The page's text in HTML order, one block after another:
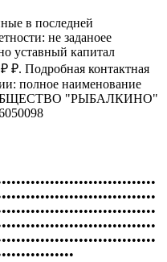
в последней
не заданоее
уставный капитал
₽. Подробная контактная
полное наименование
"РЫБАЛКИНО"